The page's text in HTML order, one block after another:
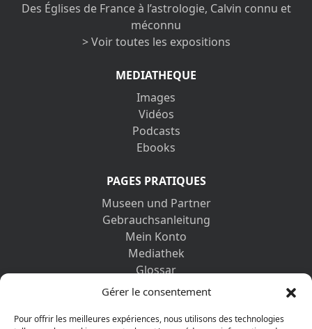
Gérer le consentement
Pour offrir les meilleures expériences, nous utilisons des technologies
Des Églises de France à l’astrologie, Calvin connu et
méconnu
> Voir toutes les expositions
MEDIATHEQUE
Images
Vidéos
Podcasts
Ebooks
PAGES PRATIQUES
Museen und Partner
Gebrauchsanleitung
Mein Konto
Mediathek
Glossar
Kontaktformular
Datenschutz-Bestimmungen